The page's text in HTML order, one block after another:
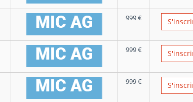
999€
999€
999€